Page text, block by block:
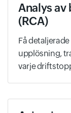
Analys
(RCA)
Få
upplösning,
varje